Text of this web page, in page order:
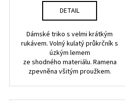
DETAIL
Dámské triko s velmi krátkým
rukávem. Volný kulatý průkrčník s
úzkým lemem
ze shodného materiálu. Ramena
zpevněna všitým proužkem.